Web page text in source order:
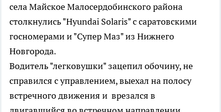
села Майское Малосердобинского района
столкнулись "Hyundai Solaris" с саратовскими
госномерами и "Супер Маз" из Нижнего
Новгорода.
Водитель "легковушки" зацепил обочину, не
справился с управлением, выехал на полосу
встречного движения и врезался в